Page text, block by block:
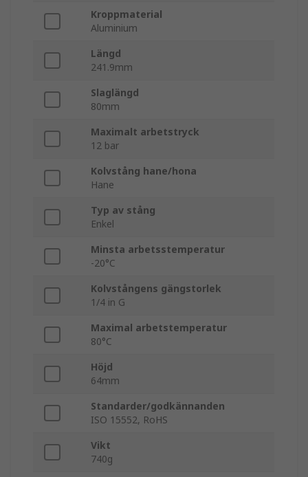
Kroppmaterial
Aluminium
Längd
241.9mm
Slaglängd
80mm
Maximalt arbetstryck
12 bar
Kolvstång hane/hona
Hane
Typ av stång
Enkel
Minsta arbetsstemperatur
-20°C
Kolvstångens gängstorlek
1/4 in G
Maximal arbetstemperatur
80°C
Höjd
64mm
Standarder/godkännanden
ISO 15552, RoHS
Vikt
740g